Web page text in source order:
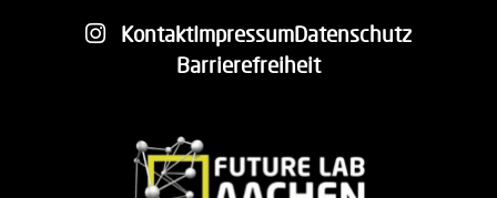
KontaktImpressumDatenschutz
Barrierefreiheit